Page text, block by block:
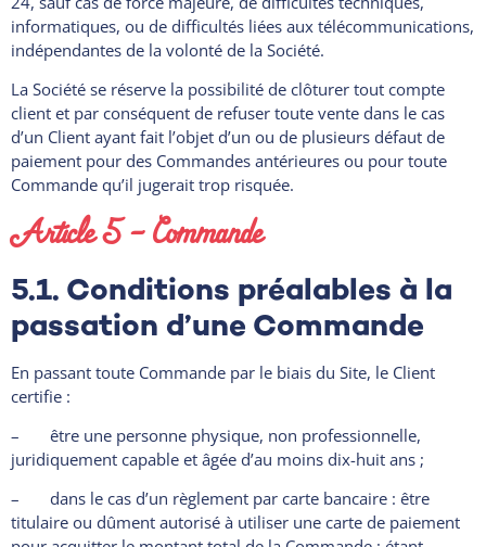
informatiques, ou de difficultés liées aux télécommunications,
indépendantes de la volonté de la Société.
La Société se réserve la possibilité de clôturer tout compte
client et par conséquent de refuser toute vente dans le cas
d’un Client ayant fait l’objet d’un ou de plusieurs défaut de
paiement pour des Commandes antérieures ou pour toute
Commande qu’il jugerait trop risquée.
Article 5 – Commande
5.1. Conditions préalables à la
passation d’une Commande
En passant toute Commande par le biais du Site, le Client
certifie :
– être une personne physique, non professionnelle,
juridiquement capable et âgée d’au moins dix-huit ans ;
– dans le cas d’un règlement par carte bancaire : être
titulaire ou dûment autorisé à utiliser une carte de paiement